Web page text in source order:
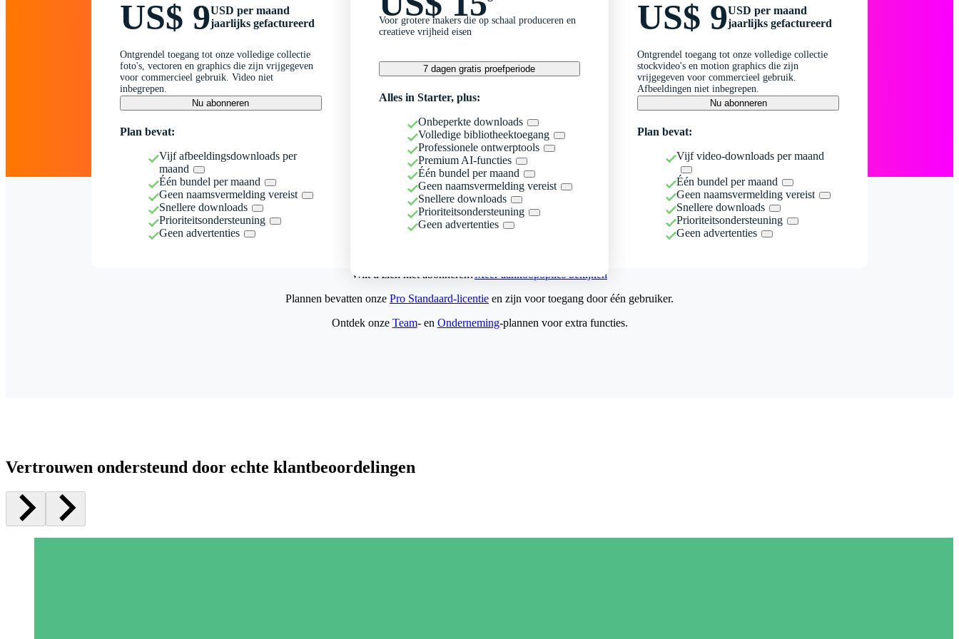
US$ 9USD per maand
jaarlijks gefactureerd
Ontgrendel toegang tot onze volledige collectie
foto's, vectoren en graphics die zijn vrijgegeven
voor commercieel gebruik. Video niet
inbegrepen.
Nu abonneren
Plan bevat:
Vijf afbeeldingsdownloads per
maand
Één bundel per maand
Geen naamsvermelding vereist
Snellere downloads
Prioriteitsondersteuning
Geen advertenties
Voor grotere makers die op schaal produceren en
creatieve vrijheid eisen
7 dagen gratis proefperiode
Alles in Starter, plus:
Onbeperkte downloads
Volledige bibliotheektoegang
Professionele ontwerptools
Premium AI-functies
Één bundel per maand
Geen naamsvermelding vereist
Snellere downloads
Prioriteitsondersteuning
Geen advertenties
US$ 9USD per maand
jaarlijks gefactureerd
Ontgrendel toegang tot onze volledige collectie
stockvideo's en motion graphics die zijn
vrijgegeven voor commercieel gebruik.
Afbeeldingen niet inbegrepen.
Nu abonneren
Plan bevat:
Vijf video-downloads per maand
Één bundel per maand
Geen naamsvermelding vereist
Snellere downloads
Prioriteitsondersteuning
Geen advertenties
Wilt u zich niet abonneren?Meer aankoopopties bekijken
Plannen bevatten onze Pro Standaard-licentie en zijn voor toegang door één gebruiker.
Ontdek onze Team- en Onderneming-plannen voor extra functies.
Vertrouwen ondersteund door echte klantbeoordelingen